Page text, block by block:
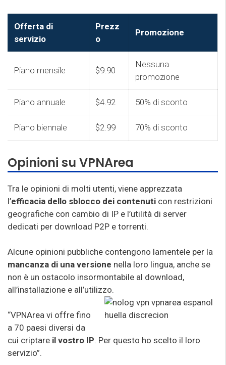
Offerta di
servizio
Prezz
o
Promozione
Piano mensile $9.90
Nessuna
promozione
Piano annuale $4.92 50% di sconto
Piano biennale $2.99 70% di sconto
Opinioni su VPNArea
Tra le opinioni di molti utenti, viene apprezzata
l’efficacia dello sblocco dei contenuti con restrizioni
geografiche con cambio di IP e l’utilità di server
dedicati per download P2P e torrenti.
Alcune opinioni pubbliche contengono lamentele per la
mancanza di una versione nella loro lingua, anche se
non è un ostacolo insormontabile al download,
all’installazione e all’utilizzo.
“VPNArea vi offre fino
a 70 paesi diversi da
cui criptare il vostro IP. Per questo ho scelto il loro
servizio”.